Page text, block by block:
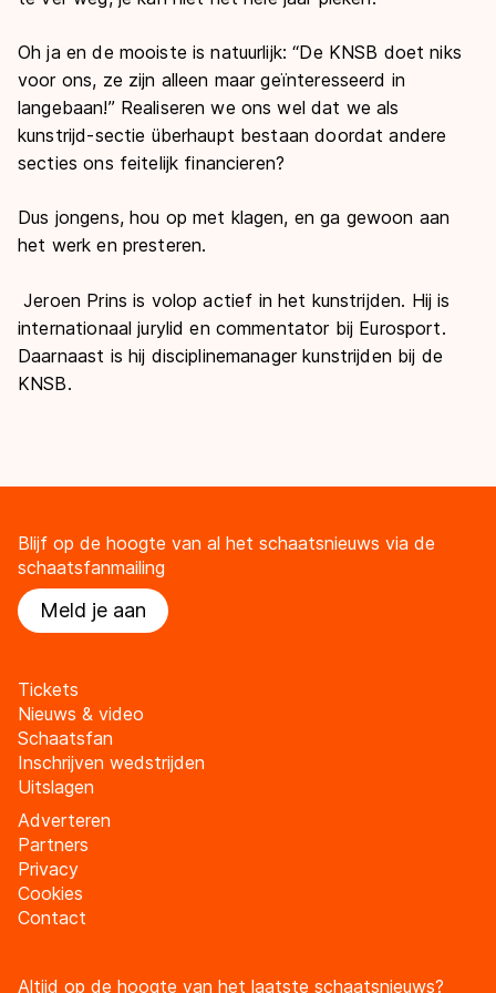
Oh ja en de mooiste is natuurlijk: “De KNSB doet niks
voor ons, ze zijn alleen maar geïnteresseerd in
langebaan!” Realiseren we ons wel dat we als
kunstrijd-sectie überhaupt bestaan doordat andere
secties ons feitelijk financieren?
Dus jongens, hou op met klagen, en ga gewoon aan
het werk en presteren.
Jeroen Prins is volop actief in het kunstrijden. Hij is
internationaal jurylid en commentator bij Eurosport.
Daarnaast is hij disciplinemanager kunstrijden bij de
KNSB.
Blijf op de hoogte van al het schaatsnieuws via de
schaatsfanmailing
Meld je aan
Tickets
Nieuws & video
Schaatsfan
Inschrijven wedstrijden
Uitslagen
Adverteren
Partners
Privacy
Cookies
Contact
Altijd op de hoogte van het laatste schaatsnieuws?